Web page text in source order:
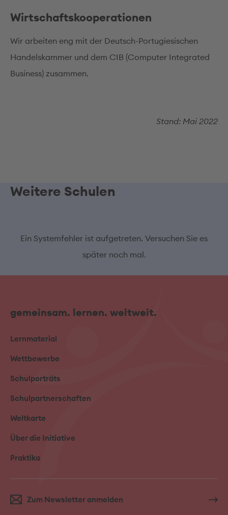
Wirtschaftskooperationen
Wir arbeiten eng mit der Deutsch-Portugiesischen
Handelskammer und dem CIB (Computer Integrated
Business) zusammen.
Stand: Mai 2022
Weitere Schulen
Ein Systemfehler ist aufgetreten. Versuchen Sie es
später noch mal.
gemeinsam. lernen. weltweit.
Lernmaterial
Wettbewerbe
Schulporträts
Schulpartnerschaften
Weltkarte
Über die Initiative
Praktika
Zum Newsletter anmelden